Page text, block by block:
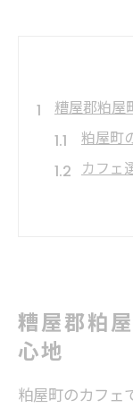
糟屋郡粕屋
粕屋町
カフェ
静か
カフェ
糟屋郡粕
心地
粕屋町のカフェ